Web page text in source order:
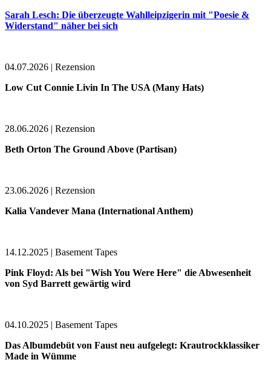
Sarah Lesch: Die überzeugte Wahlleipzigerin mit "Poesie &
Widerstand" näher bei sich
04.07.2026 | Rezension
Low Cut Connie Livin In The USA (Many Hats)
28.06.2026 | Rezension
Beth Orton The Ground Above (Partisan)
23.06.2026 | Rezension
Kalia Vandever Mana (International Anthem)
14.12.2025 | Basement Tapes
Pink Floyd: Als bei "Wish You Were Here" die Abwesenheit
von Syd Barrett gewärtig wird
04.10.2025 | Basement Tapes
Das Albumdebüt von Faust neu aufgelegt: Krautrockklassiker
Made in Wümme